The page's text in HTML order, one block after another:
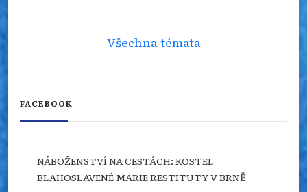
Všechna témata
FACEBOOK
NÁBOŽENSTVÍ NA CESTÁCH: KOSTEL
BLAHOSLAVENÉ MARIE RESTITUTY V BRNĚ